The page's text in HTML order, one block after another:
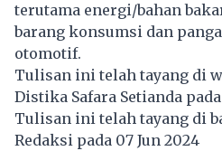
terutama energi/bahan
barang konsumsi dan
otomotif.
Tulisan ini telah tayang di
Distika Safara Setianda
Tulisan ini telah tayang di
Redaksi pada 07 Jun 2024